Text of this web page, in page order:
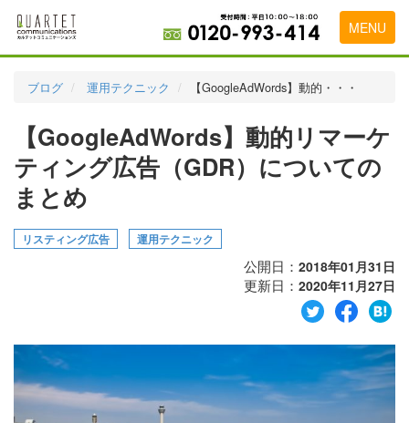
MENU
実績・お客様の声
初めて導入をお考えの方
お問い合わせ
ブログ 運用テクニック 【GoogleAdWords】動的・・・
【GoogleAdWords】動的リマーケ
ティング広告（GDR）についての
まとめ
リスティング広告 運用テクニック
公開日： 2018年01月31日
更新日： 2020年11月27日